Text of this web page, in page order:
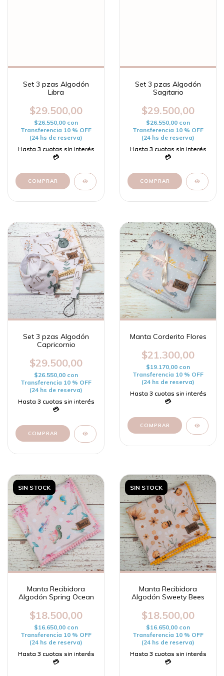
Set 3 pzas Algodón
Libra
$29.500,00
$26.550,00 con
Transferencia 10 % OFF
(24 hs de reserva)
Set 3 pzas Algodón
Sagitario
$29.500,00
$26.550,00 con
Transferencia 10 % OFF
(24 hs de reserva)
Set 3 pzas Algodón
Capricornio
$29.500,00
$26.550,00 con
Transferencia 10 % OFF
(24 hs de reserva)
Manta Corderito Flores
$21.300,00
$19.170,00 con
Transferencia 10 % OFF
(24 hs de reserva)
SIN STOCK
Manta Recibidora
Algodón Spring Ocean
$18.500,00
$16.650,00 con
Transferencia 10 % OFF
(24 hs de reserva)
SIN STOCK
Manta Recibidora
Algodón Sweety Bees
$18.500,00
$16.650,00 con
Transferencia 10 % OFF
(24 hs de reserva)